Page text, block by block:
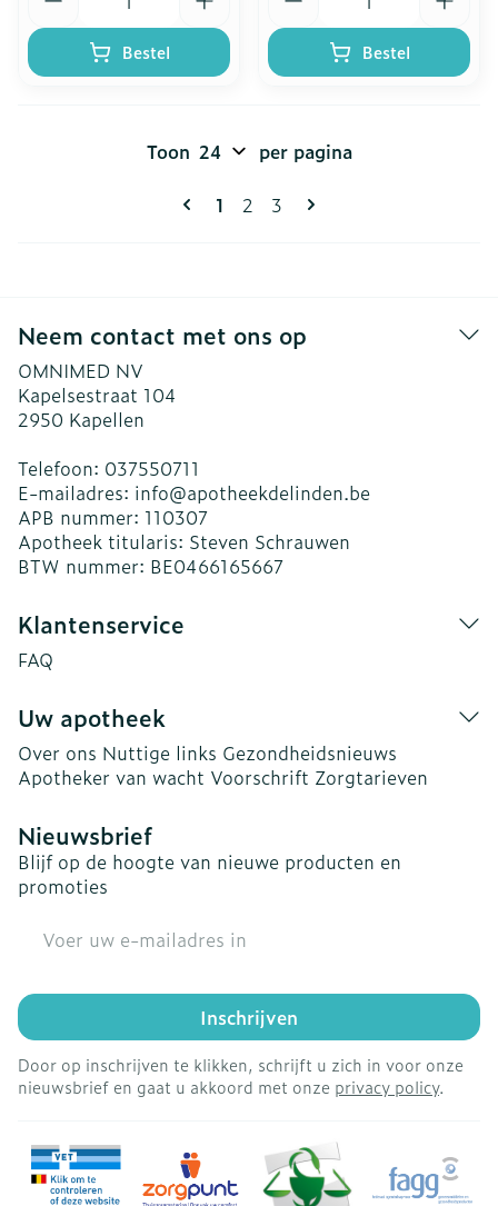
Bestel Bestel
Pagina's
U lees momenteel pagina
1 Pagina
2 Pagina
3
Toon per pagina
Neem contact met ons op
OMNIMED NV
Kapelsestraat 104
2950 Kapellen
Telefoon: 037550711
E-mailadres: info@apotheekdelinden.be
APB nummer: 110307
Apotheek titularis: Steven Schrauwen
BTW nummer: BE0466165667
Klantenservice
FAQ
Uw apotheek
Over ons Nuttige links Gezondheidsnieuws
Apotheker van wacht Voorschrift Zorgtarieven
Nieuwsbrief
Blijf op de hoogte van nieuwe producten en
promoties
Inschrijven
Door op inschrijven te klikken, schrijft u zich in voor onze
nieuwsbrief en gaat u akkoord met onze privacy policy.